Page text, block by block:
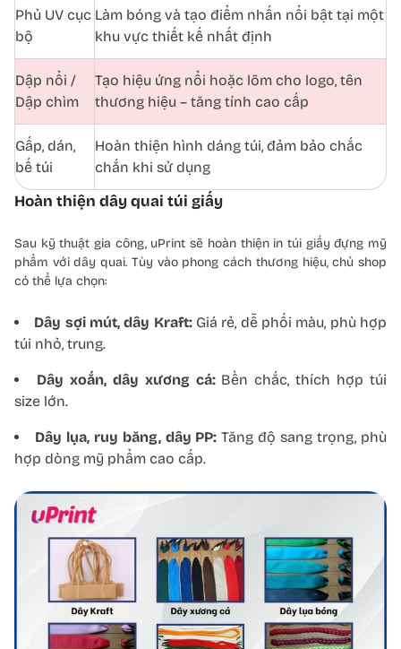
Phủ UV cục
bộ
Làm bóng và tạo điểm nhấn nổi bật tại một
khu vực thiết kế nhất định
Dập nổi /
Dập chìm
Tạo hiệu ứng nổi hoặc lõm cho logo, tên
thương hiệu – tăng tính cao cấp
Gấp, dán,
bế túi
Hoàn thiện hình dáng túi, đảm bảo chắc
chắn khi sử dụng
Hoàn thiện dây quai túi giấy
Sau kỹ thuật gia công, uPrint sẽ hoàn thiện in túi giấy đựng mỹ
phẩm với dây quai. Tùy vào phong cách thương hiệu, chủ shop
có thể lựa chọn:
Dây sợi mút, dây Kraft:Giá rẻ, dễ phối màu, phù hợp
túi nhỏ, trung.
Dây xoắn, dây xương cá:Bền chắc, thích hợp túi
size lớn.
Dây lụa, ruy băng, dây PP: Tăng độ sang trọng, phù
hợp dòng mỹ phẩm cao cấp.